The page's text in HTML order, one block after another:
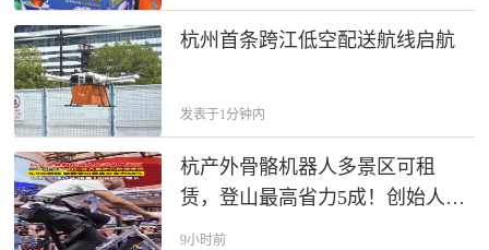
杭州首条跨江低空配送航线启航
发表于1分钟内
杭产外骨骼机器人多景区可租
赁，登山最高省力5成！创始人预
计年销量10倍增长
9小时前